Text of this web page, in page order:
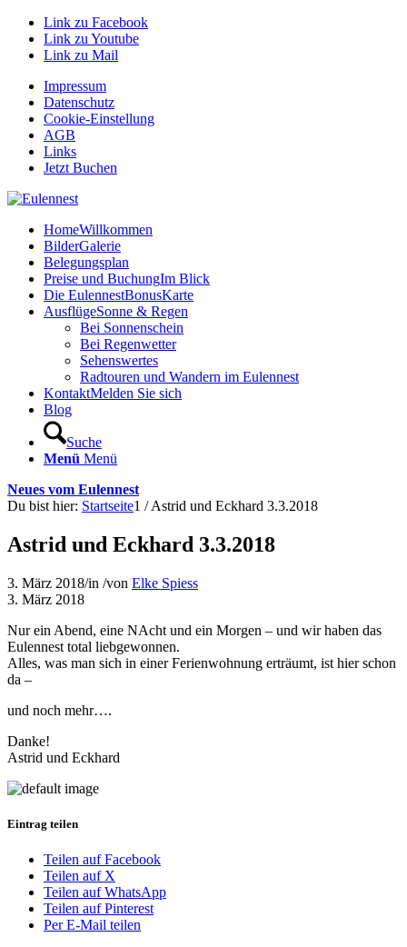
Link zu Facebook
Link zu Youtube
Link zu Mail
Impressum
Datenschutz
Cookie-Einstellung
AGB
Links
Jetzt Buchen
HomeWillkommen
BilderGalerie
Belegungsplan
Preise und BuchungIm Blick
Die EulennestBonusKarte
AusflügeSonne & Regen
Bei Sonnenschein
Bei Regenwetter
Sehenswertes
Radtouren und Wandern im Eulennest
KontaktMelden Sie sich
Blog
Suche
Menü Menü
Neues vom Eulennest
Du bist hier: Startseite1 / Astrid und Eckhard 3.3.2018
Astrid und Eckhard 3.3.2018
3. März 2018/in /von Elke Spiess
3. März 2018
Nur ein Abend, eine NAcht und ein Morgen – und wir haben das
Eulennest total liebgewonnen.
Alles, was man sich in einer Ferienwohnung erträumt, ist hier schon
da –
und noch mehr….
Danke!
Astrid und Eckhard
Eintrag teilen
Teilen auf Facebook
Teilen auf X
Teilen auf WhatsApp
Teilen auf Pinterest
Per E-Mail teilen